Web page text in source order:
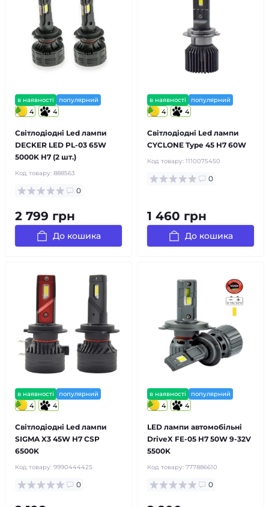
в наявності популярний
4 4
Світлодіодні Led лампи
DECKER LED PL-03 65W
5000K H7 (2 шт.)
Код товару: 888563
0
2 799 грн
До кошика
в наявності популярний
4 4
Світлодіодні Led лампи
CYCLONE Type 45 H7 60W
Код товару: 1110075450
0
1 460 грн
До кошика
в наявності популярний
4 4
Світлодіодні Led лампи
SIGMA X3 45W H7 CSP
6500K
Код товару: 9990444425
0
в наявності популярний
4 4
LED лампи автомобільні
DriveX FE-05 H7 50W 9-32V
5500K
Код товару: 777886610
0